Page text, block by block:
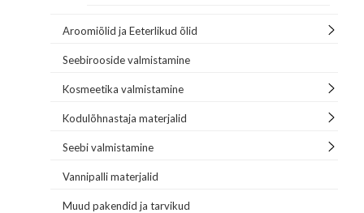
Aroomiõlid ja Eeterlikud õlid
Seebirooside valmistamine
Kosmeetika valmistamine
Kodulõhnastaja materjalid
Seebi valmistamine
Vannipalli materjalid
Muud pakendid ja tarvikud